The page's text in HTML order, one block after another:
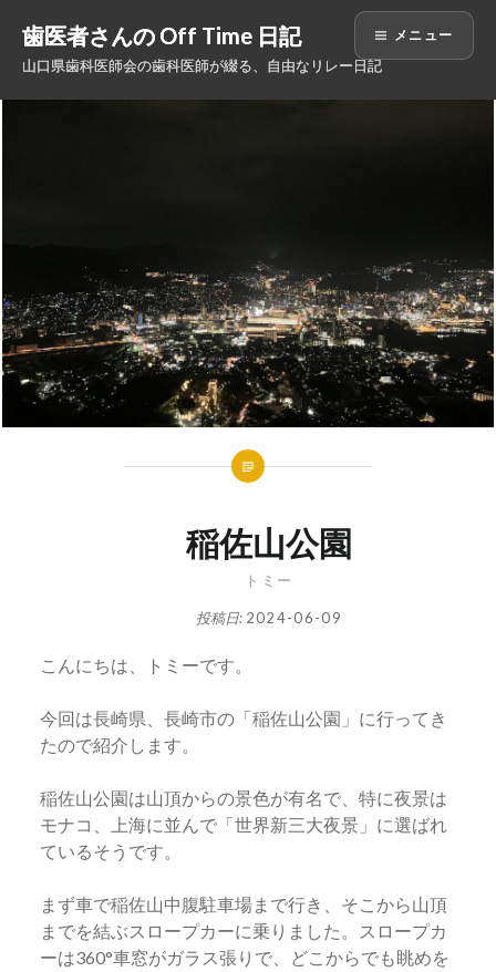
ン
歯医者さんの Off Time 日記
山口県歯科医師会の歯科医師が綴る、自由なリレー日記
メニュー
稲佐山公園
トミー
投稿日: 2024-06-09
こんにちは、トミーです。
今回は長崎県、長崎市の「稲佐山公園」に行ってき
たので紹介します。
稲佐山公園は山頂からの景色が有名で、特に夜景は
モナコ、上海に並んで「世界新三大夜景」に選ばれ
ているそうです。
まず車で稲佐山中腹駐車場まで行き、そこから山頂
までを結ぶスロープカーに乗りました。スロープカ
ーは360°車窓がガラス張りで、どこからでも眺めを